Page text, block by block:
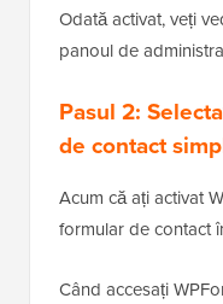
Odată activat, veți
panoul de
Pasul 2:
de contact
Acum că ați activat
formular de contact
Când accesați